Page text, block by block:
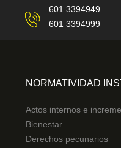
601 3394949
601 3394999
NORMATIVIDAD
Actos internos e
Bienestar
Derechos pecunarios